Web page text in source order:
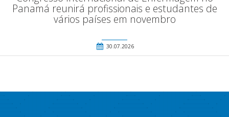
Panamá reunirá profissionais e estudantes de
vários países em novembro
30.07.2026